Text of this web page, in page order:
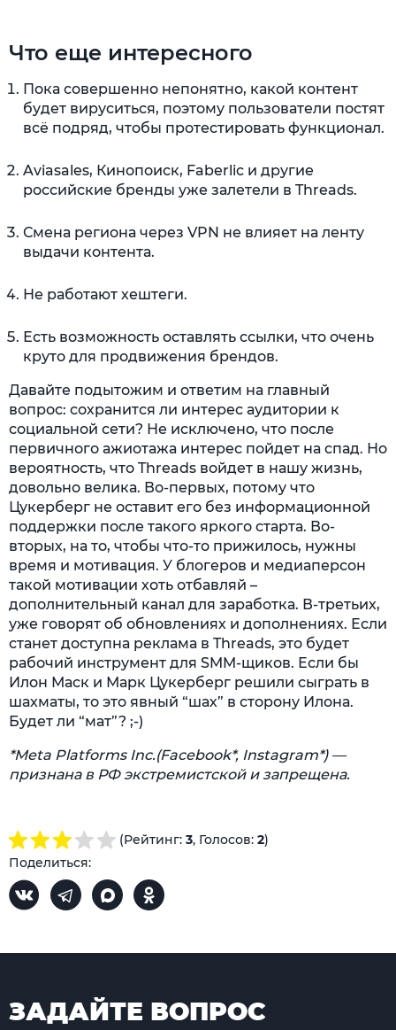
Что еще интересного
Пока совершенно непонятно, какой контент
будет вируситься, поэтому пользователи постят
всё подряд, чтобы протестировать функционал.
Aviasales, Кинопоиск, Faberlic и другие
российские бренды уже залетели в Threads.
Смена региона через VPN не влияет на ленту
выдачи контента.
Не работают хештеги.
Есть возможность оставлять ссылки, что очень
круто для продвижения брендов.
Давайте подытожим и ответим на главный
вопрос: сохранится ли интерес аудитории к
социальной сети? Не исключено, что после
первичного ажиотажа интерес пойдет на спад. Но
вероятность, что Threads войдет в нашу жизнь,
довольно велика. Во-первых, потому что
Цукерберг не оставит его без информационной
поддержки после такого яркого старта. Во-
вторых, на то, чтобы что-то прижилось, нужны
время и мотивация. У блогеров и медиаперсон
такой мотивации хоть отбавляй –
дополнительный канал для заработка. В-третьих,
уже говорят об обновлениях и дополнениях. Если
станет доступна реклама в Threads, это будет
рабочий инструмент для SMM-щиков. Если бы
Илон Маск и Марк Цукерберг решили сыграть в
шахматы, то это явный “шах” в сторону Илона.
Будет ли “мат”? ;-)
*Meta Platforms Inc.(Facebook*, Instagram*) —
признана в РФ экстремистской и запрещена.
(Рейтинг: 3, Голосов: 2)
Поделиться:
ЗАДАЙТЕ ВОПРОС